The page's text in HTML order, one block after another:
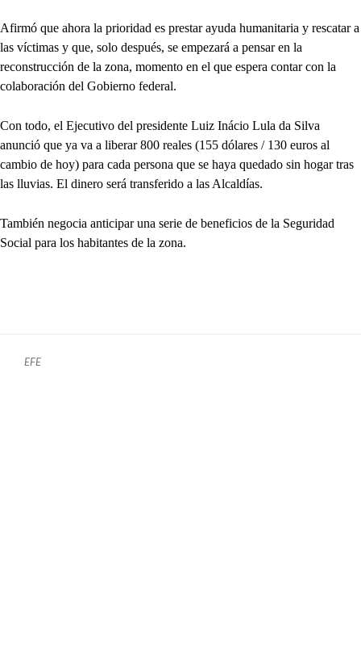
Afirmó que ahora la prioridad es prestar ayuda humanitaria y rescatar a
las víctimas y que, solo después, se empezará a pensar en la
reconstrucción de la zona, momento en el que espera contar con la
colaboración del Gobierno federal.
Con todo, el Ejecutivo del presidente Luiz Inácio Lula da Silva
anunció que ya va a liberar 800 reales (155 dólares / 130 euros al
cambio de hoy) para cada persona que se haya quedado sin hogar tras
las lluvias. El dinero será transferido a las Alcaldías.
También negocia anticipar una serie de beneficios de la Seguridad
Social para los habitantes de la zona.
EFE